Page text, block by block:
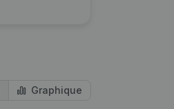
Graphique